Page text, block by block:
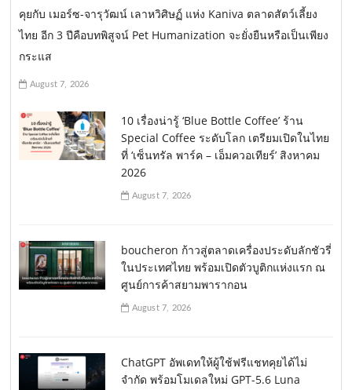
nคุยกับ เมอร์ซ-จารุวัฒน์ เลาหวิศิษฏ์ แห่ง Kaniva ตลาดสัตว์เลี้ยง
ไทย อีก 3 ปีคือบทพิสูจน์ Pet Humanization จะยั่งยืนหรือเป็นเพียง
กระแส
August 7, 2026
10 เรื่องน่ารู้ ‘Blue Bottle Coffee’ ร้าน
Special Coffee ระดับโลก เตรียมเปิดในไทย
ที่ ‘เซ็นทรัล พาร์ค – เอ็มควอเทียร์’ สิงหาคม
2026
August 7, 2026
boucheron ก้าวสู่ตลาดเครื่องประดับลักชัวรี่
ในประเทศไทย พร้อมเปิดตัวบูติกแห่งแรก ณ
ศูนย์การค้าสยามพารากอน
August 7, 2026
ChatGPT อัพเดทให้ผู้ใช้ฟรีแชทคุยได้ไม่
จำกัด พร้อมโมเดลใหม่ GPT-5.6 Luna